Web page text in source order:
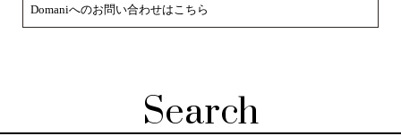
Domaniへのお問い合わせはこちら
Search